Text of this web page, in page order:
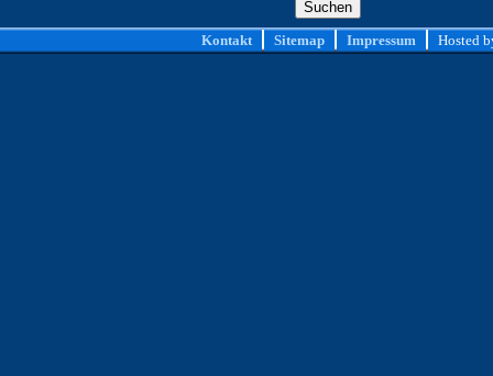
Kontakt Sitemap Impressum Hosted